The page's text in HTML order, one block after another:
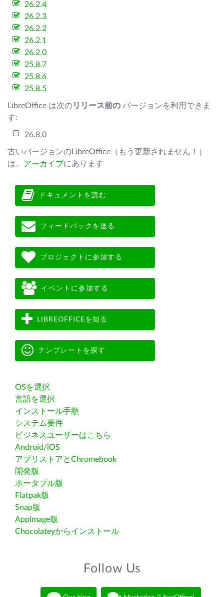
26.2.4
26.2.3
26.2.2
26.2.1
26.2.0
25.8.7
25.8.6
25.8.5
LibreOffice は次のリリース前の バージョンを利用できま
す:
26.8.0
古いバージョンのLibreOffice（もう更新されません！）
は、 アーカイブにあります
ドキュメントを読む
フィードバックを送る
プロジェクトに参加する
イベントに参加する
LIBREOFFICEを知る
テンプレートを探す
OSを選択
言語を選択
インストール手順
システム要件
ビジネスユーザーはこちら
Android/iOS
アプリストアとChromebook
開発版
ポータブル版
Flatpak版
Snap版
AppImage版
Chocolateyからインストール
Follow Us